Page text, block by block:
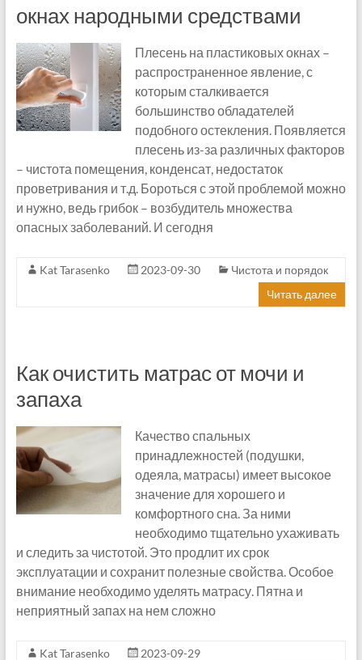
окнах народными средствами
Плесень на пластиковых окнах –
распространенное явление, с
которым сталкивается
большинство обладателей
подобного остекления. Появляется
плесень из-за различных факторов
– чистота помещения, конденсат, недостаток
проветривания и т.д. Бороться с этой проблемой можно
и нужно, ведь грибок – возбудитель множества
опасных заболеваний. И сегодня
Kat Tarasenko 2023-09-30
Чистота и порядок
Читать далее
Как очистить матрас от мочи и
запаха
Качество спальных
принадлежностей (подушки,
одеяла, матрасы) имеет высокое
значение для хорошего и
комфортного сна. За ними
необходимо тщательно ухаживать
и следить за чистотой. Это продлит их срок
эксплуатации и сохранит полезные свойства. Особое
внимание необходимо уделять матрасу. Пятна и
неприятный запах на нем сложно
Kat Tarasenko
2023-09-29